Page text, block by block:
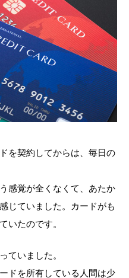
を契約してからは、毎日の
感覚が全くなくて、あたか
じていました。カードがも
いたのです。
ていました。
ドを所有している人間は少